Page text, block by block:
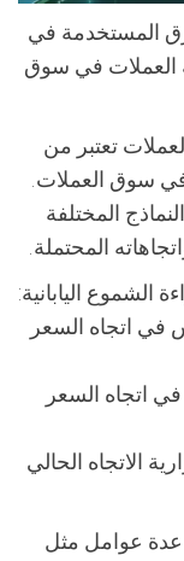
المستخدمة في
العملات في سوق
تعتبر من
في سوق العملات.
المختلفة
المحتملة.
الشموع اليابانية:
في اتجاه السعر
اتجاه السعر
الاتجاه الحالي
عدة عوامل مثل